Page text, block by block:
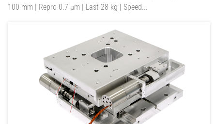
100 mm | Repro 0.7 µm | Last 28 kg | Speed...